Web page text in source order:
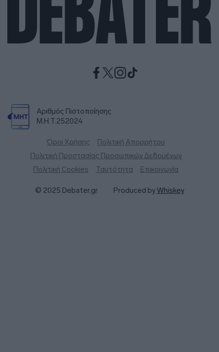
Αριθμός Πιστοποίησης
Μ.Η.Τ.252024
Όροι Χρήσης
Πολιτική Απορρήτου
Πολιτική Προστασίας Προσωπικών Δεδομένων
Πολιτική Cookies
Ταυτότητα Επικοινωνία
© 2025 Debater.gr Produced byWhiskey